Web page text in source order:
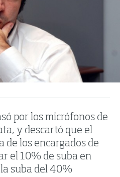
por los micrófonos de
y descartó que el
de los encargados de
el 10% de suba en
suba del 40%